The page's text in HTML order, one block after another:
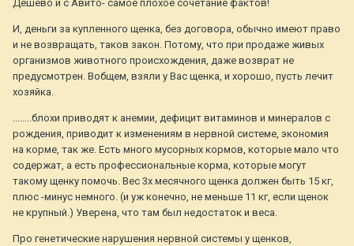
Дешево и с Авито- самое плохое сочетание фактов!
И, деньги за купленного щенка, без договора, обычно имеют право
и не возвращать, таков закон. Потому, что при продаже живых
организмов животного происхождения, даже возврат не
предусмотрен. Вобщем, взяли у Вас щенка, и хорошо, пусть лечит
хозяйка.
........блохи приводят к анемии, дефицит витаминов и минералов с
рождения, приводит к изменениям в нервной системе, экономия
на корме, так же. Есть много мусорных кормов, которые мало что
содержат, а есть профессиональные корма, которые могут
такому щенку помочь. Вес 3х месячного щенка должен быть 15 кг,
плюс -минус немного. (и уж конечно, не меньше 11 кг, если щенок
не крупный.) Уверена, что там был недостаток и веса.
Про генетические нарушения нервной системы у щенков,